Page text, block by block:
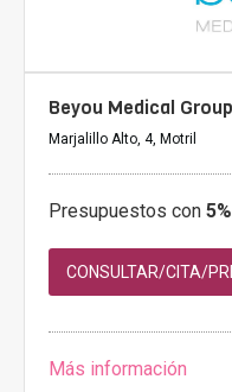
Beyou Medical Group
Marjalillo Alto, 4, Motril
Presupuestos con
CONSULTAR/CITA/
Más información